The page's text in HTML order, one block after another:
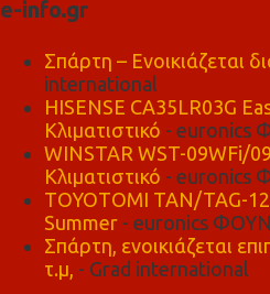
e-info.gr
Σπάρτη – Ενοικιάζεται
international
HISENSE CA35LR03G
Κλιματιστικό - euronics
WINSTAR WST-09WFi/
Κλιματιστικό - euronics
TOYOTOMI TAN/TAG-
Summer - euronics
Σπάρτη, ενοικιάζεται
τ.μ, - Grad international